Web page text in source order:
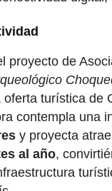
proyecto de
oferta turística de
contempla una
y proyecta
al año,